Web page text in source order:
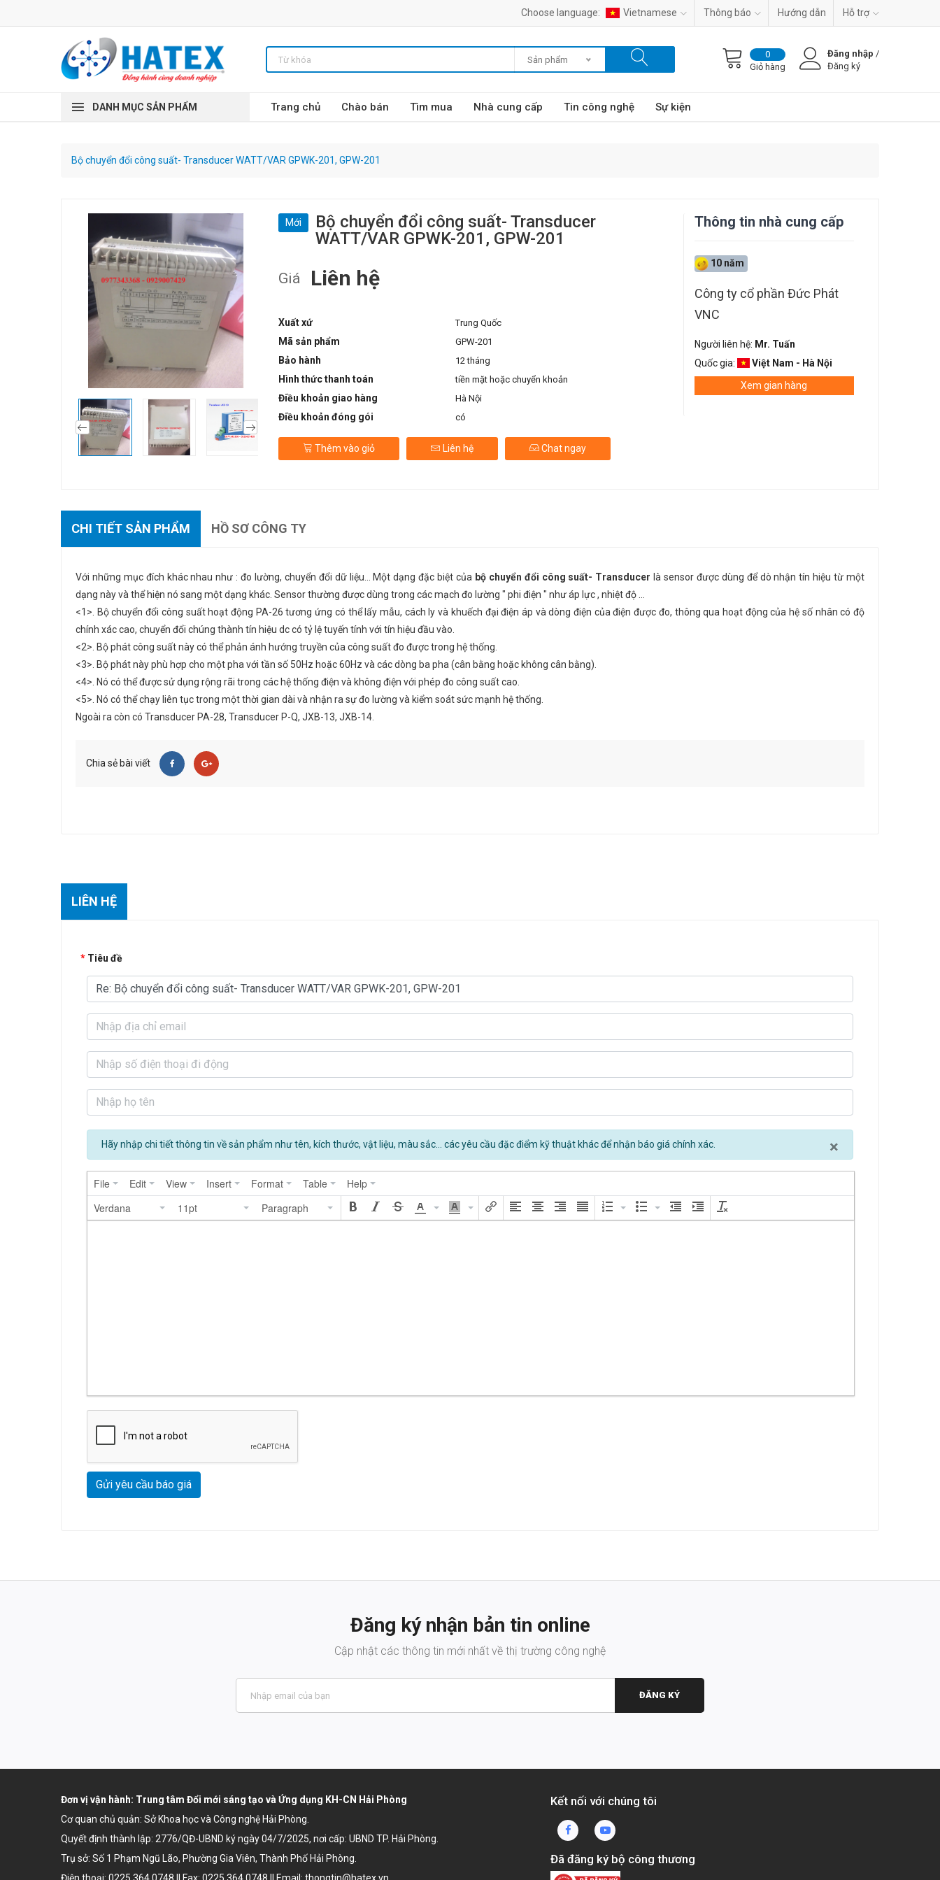
Choose language: Vietnamese Thông báo Hướng dẫn Hỗ trợ
Sản phẩm
0
Giỏ hàng
Đăng ký
Đăng nhập /
DANH MỤC SẢN PHẨM Trang chủ Chào bán Tìm mua Nhà cung cấp Tin công nghệ Sự kiện
Bộ chuyển đổi công suất- Transducer WATT/VAR GPWK-201, GPW-201
Mới
Bộ chuyển đổi công suất- Transducer
WATT/VAR GPWK-201, GPW-201
Giá Liên hệ
Xuất xứ Trung Quốc
Mã sản phẩm GPW-201
Bảo hành 12 tháng
Hình thức thanh toán tiền mặt hoặc chuyển khoản
Điều khoản giao hàng Hà Nội
Điều khoản đóng gói có
Thêm vào giỏ Liên hệ Chat ngay
Thông tin nhà cung cấp
10 năm
Công ty cổ phần Đức Phát
VNC
Người liên hệ: Mr. Tuấn
Quốc gia:
Việt Nam - Hà Nội
Xem gian hàng
CHI TIẾT SẢN PHẨM HỒ SƠ CÔNG TY
Với những mục đích khác nhau như : đo lường, chuyển đổi dữ liệu... Một dạng đặc biệt của bộ chuyển đổi công suất- Transducer là sensor được dùng để dò nhận tín hiệu từ một
dạng này và thể hiện nó sang một dạng khác. Sensor thường được dùng trong các mạch đo lường " phi điện " như áp lực , nhiệt độ ...
<1>. Bộ chuyển đổi công suất hoạt động PA-26 tương ứng có thể lấy mẫu, cách ly và khuếch đại điện áp và dòng điện của điện được đo, thông qua hoạt động của hệ số nhân có độ
chính xác cao, chuyển đổi chúng thành tín hiệu dc có tỷ lệ tuyến tính với tín hiệu đầu vào.
<2>. Bộ phát công suất này có thể phản ánh hướng truyền của công suất đo được trong hệ thống.
<3>. Bộ phát này phù hợp cho một pha với tần số 50Hz hoặc 60Hz và các dòng ba pha (cân bằng hoặc không cân bằng).
<4>. Nó có thể được sử dụng rộng rãi trong các hệ thống điện và không điện với phép đo công suất cao.
<5>. Nó có thể chạy liên tục trong một thời gian dài và nhận ra sự đo lường và kiểm soát sức mạnh hệ thống.
Ngoài ra còn có Transducer PA-28, Transducer P-Q, JXB-13, JXB-14.
Chia sẻ bài viết
LIÊN HỆ
Tiêu đề
×
Hãy nhập chi tiết thông tin về sản phẩm như tên, kích thước, vật liệu, màu sắc... các yêu cầu đặc điểm kỹ thuật khác để nhận báo giá chính xác.
File Edit View Insert Format Table
Help
Verdana
11pt Paragraph
Gửi yêu cầu báo giá
Đăng ký nhận bản tin online
Cập nhật các thông tin mới nhất về thị trường công nghệ
ĐĂNG KÝ
Đơn vị vận hành: Trung tâm Đổi mới sáng tạo và Ứng dụng KH-CN Hải Phòng
Cơ quan chủ quản: Sở Khoa học và Công nghệ Hải Phòng.
Quyết định thành lập: 2776/QĐ-UBND ký ngày 04/7/2025, nơi cấp: UBND TP. Hải Phòng.
Trụ sở: Số 1 Phạm Ngũ Lão, Phường Gia Viên, Thành Phố Hải Phòng.
Kết nối với chúng tôi
Đã đăng ký bộ công thương